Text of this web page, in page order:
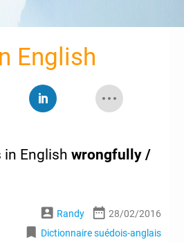
English
in English wrongfully /
account_box Randy date_range 28/02/2016
bookmark Dictionnaire suédois-anglais